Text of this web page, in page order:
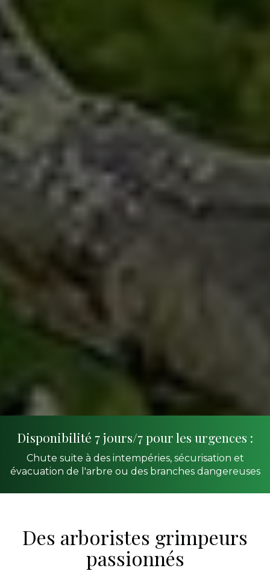
Disponibilité 7 jours/7 pour les urgences :
Chute suite à des intempéries, sécurisation et
évacuation de l'arbre ou des branches dangereuses
Des arboristes grimpeurs
passionnés